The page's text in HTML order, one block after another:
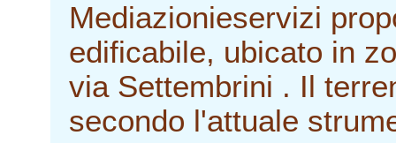
Mediazionieservizi
edificabile, ubicato in
via Settembrini . Il
secondo l'attuale